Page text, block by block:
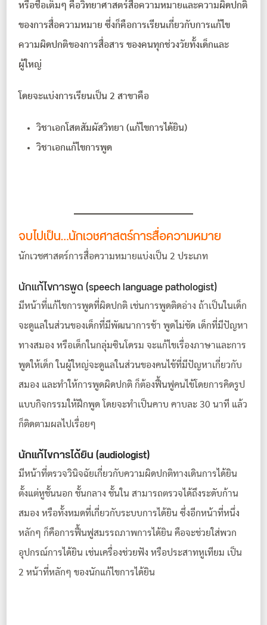
หรือชื่อเต็มๆ คือวิทยาศาสตร์สื่อความหมายและความผิดปกติ
ของการสื่อความหมาย ซึ่งก็คือการเรียนเกี่ยวกับการแก้ไข
ความผิดปกติของการสื่อสาร ของคนทุกช่วงวัยทั้งเด็กและ
ผู้ใหญ่
โดยจะแบ่งการเรียนเป็น 2 สาขาคือ
วิชาเอกโสตสัมผัสวิทยา (แก้ไขการได้ยิน)
วิชาเอกแก้ไขการพูด
จบไปเป็น…นักเวชศาสตร์การสื่อความหมาย
นักเวชศาสตร์การสื่อความหมายแบ่งเป็น 2 ประเภท
นักแก้ไขการพูด (speech language pathologist)
มีหน้าที่แก้ไขการพูดที่ผิดปกติ เช่นการพูดติดอ่าง ถ้าเป็นในเด็ก
จะดูแลในส่วนของเด็กที่มีพัฒนาการช้า พูดไม่ชัด เด็กที่มีปัญหา
ทางสมอง หรือเด็กในกลุ่มซินโดรม จะแก้ไขเรื่องภาษาและการ
พูดให้เด็ก ในผู้ใหญ่จะดูแลในส่วนของคนไข้ที่มีปัญหาเกี่ยวกับ
สมอง และทำให้การพูดผิดปกติ ก็ต้องฟื้นฟูคนไข้โดยการคิดรูป
แบบกิจกรรมให้ฝึกพูด โดยจะทำเป็นคาบ คาบละ 30 นาที แล้ว
ก็ติดตามผลไปเรื่อยๆ
นักแก้ไขการได้ยิน (audiologist)
มีหน้าที่ตรวจวินิจฉัยเกี่ยวกับความผิดปกติทางเดินการได้ยิน
ตั้งแต่หูชั้นนอก ชั้นกลาง ชั้นใน สามารถตรวจได้ถึงระดับก้าน
สมอง หรือทั้งหมดที่เกี่ยวกับระบบการได้ยิน ซึ่งอีกหน้าที่หนึ่ง
หลักๆ ก็คือการฟื้นฟูสมรรถภาพการได้ยิน คือจะช่วยใส่พวก
อุปกรณ์การได้ยิน เช่นเครื่องช่วยฟัง หรือประสาทหูเทียม เป็น
2 หน้าที่หลักๆ ของนักแก้ไขการได้ยิน